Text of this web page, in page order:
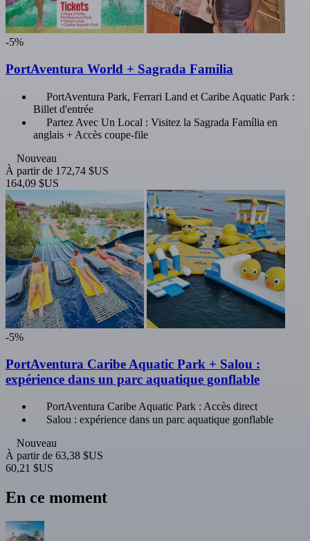
-5%
PortAventura World + Sagrada Familia
PortAventura Park, Ferrari Land et Caribe Aquatic Park :
Billet d'entrée
Partez Avec Un Local : Visitez la Sagrada Família en
anglais + Accès coupe-file
Nouveau
À partir de 172,74 $US
164,09 $US
-5%
PortAventura Caribe Aquatic Park + Salou :
expérience dans un parc aquatique gonflable
PortAventura Caribe Aquatic Park : Accès direct
Salou : expérience dans un parc aquatique gonflable
Nouveau
À partir de 63,38 $US
60,21 $US
En ce moment